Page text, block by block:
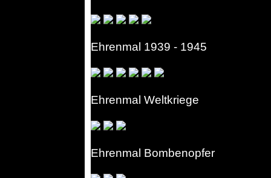
Ehrenmal 1939 - 1945
Ehrenmal Weltkriege
Ehrenmal Bombenopfer